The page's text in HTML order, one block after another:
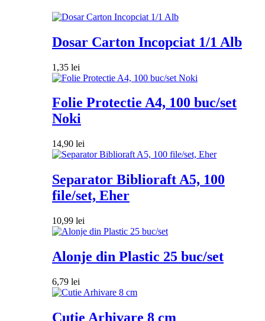
Dosar Carton Incopciat 1/1 Alb
1,35 lei
Folie Protectie A4, 100 buc/set
Noki
14,90 lei
Separator Biblioraft A5, 100
file/set, Eher
10,99 lei
Alonje din Plastic 25 buc/set
6,79 lei
Cutie Arhivare 8 cm